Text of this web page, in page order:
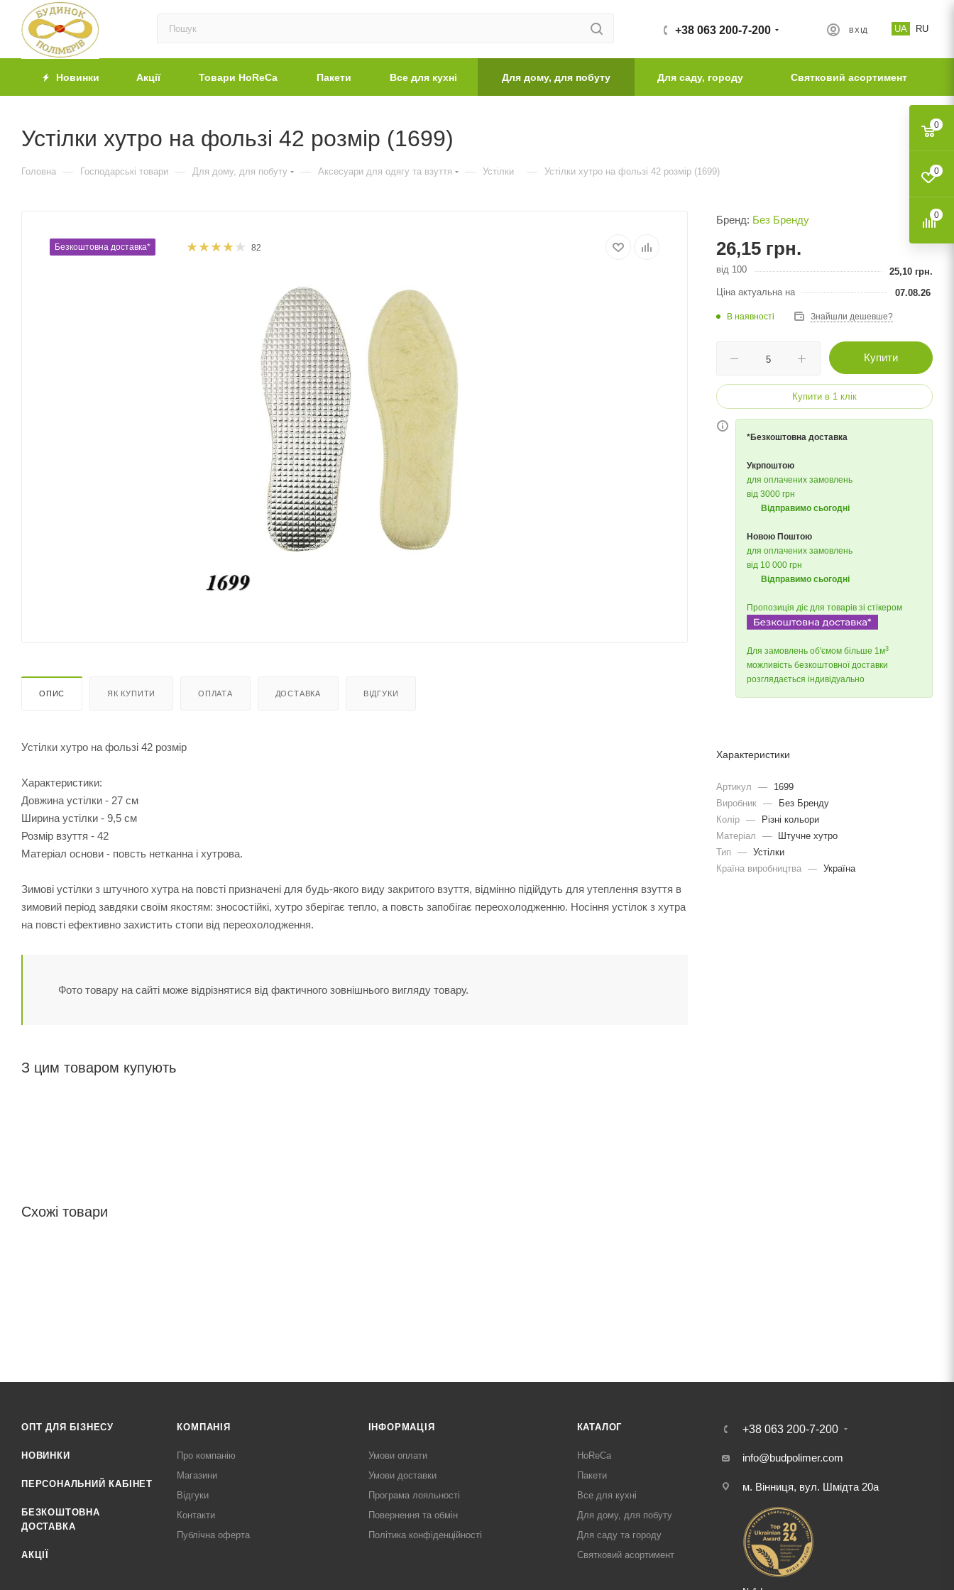
UA RU
ВХІД
+38 063 200-7-200
Новинки Акції Товари HoReCa Пакети Все для кухні Для дому, для побуту Для саду, городу Святковий асортимент
Устілки хутро на фользі 42 розмір (1699)
Головна — Господарські товари — Для дому, для побуту — Аксесуари для одягу та взуття — Устілки — Устілки хутро на фользі 42 розмір (1699)
Безкоштовна доставка* 82
ОПИС ЯК КУПИТИ ОПЛАТА ДОСТАВКА ВІДГУКИ
Устілки хутро на фользі 42 розмір
Характеристики:
Довжина устілки - 27 см
Ширина устілки - 9,5 см
Розмір взуття - 42
Матеріал основи - повсть нетканна і хутрова.
Зимові устілки з штучного хутра на повсті призначені для будь-якого виду закритого взуття, відмінно підійдуть для утеплення взуття в
зимовий період завдяки своїм якостям: зносостійкі, хутро зберігає тепло, а повсть запобігає переохолодженню. Носіння устілок з хутра
на повсті ефективно захистить стопи від переохолодження.
Фото товару на сайті може відрізнятися від фактичного зовнішнього вигляду товару.
З цим товаром купують
Схожі товари
Бренд: Без Бренду
26,15 грн.
від 100 25,10 грн.
Ціна актуальна на
07.08.26
В наявності Знайшли дешевше?
Купити
Купити в 1 клік
*Безкоштовна доставка
Укрпоштою
для оплачених замовлень
від 3000 грн
Відправимо сьогодні
Новою Поштою
для оплачених замовлень
від 10 000 грн
Відправимо сьогодні
Пропозиція діє для товарів зі стікером
Для замовлень об'ємом більше 1м3
можливість безкоштовної доставки
розглядається індивідуально
Характеристики
Артикул —
1699
Виробник —
Без Бренду
Колір —
Різні кольори
Матеріал
—
Штучне хутро
Тип
— Устілки
Країна виробництва — Україна
ОПТ ДЛЯ БІЗНЕСУ
НОВИНКИ
ПЕРСОНАЛЬНИЙ КАБІНЕТ
БЕЗКОШТОВНА
ДОСТАВКА
АКЦІЇ
КОМПАНІЯ
Про компанію
Магазини
Відгуки
Контакти
Публічна оферта
ІНФОРМАЦІЯ
Умови оплати
Умови доставки
Програма лояльності
Повернення та обмін
Політика конфіденційності
КАТАЛОГ
HoReCa
Пакети
Все для кухні
Для дому, для побуту
Для саду та городу
Святковий асортимент
+38 063 200-7-200
info@budpolimer.com
м. Вінниця, вул. Шмідта 20а
0
0
0